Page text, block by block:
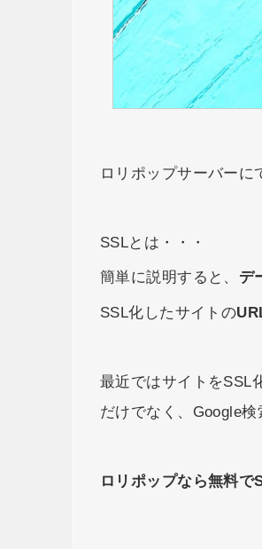
ロリポップサーバーに
SSLとは・・・
簡単に説明すると、 デ
SSL化したサイトの
最近ではサイトをSSL
だけでなく、Google検
ロリポップなら無料で